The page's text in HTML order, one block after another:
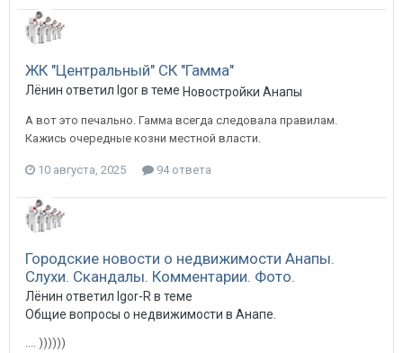
ЖК "Центральный" СК "Гамма"
Лёнин ответил Igor в теме Новостройки Анапы
А вот это печально. Гамма всегда следовала правилам.
Кажись очередные козни местной власти.
10 августа, 2025 94 ответа
Городские новости о недвижимости Анапы.
Слухи. Скандалы. Комментарии. Фото.
Лёнин ответил Igor-R в теме
Общие вопросы о недвижимости в Анапе.
.... ))))))